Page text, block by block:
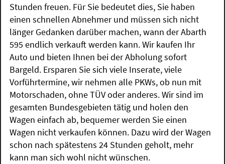
Stunden freuen. Für Sie bedeutet dies, Sie haben
einen schnellen Abnehmer und müssen sich nicht
länger Gedanken darüber machen, wann der Abarth
595 endlich verkauft werden kann. Wir kaufen Ihr
Auto und bieten Ihnen bei der Abholung sofort
Bargeld. Ersparen Sie sich viele Inserate, viele
Vorführtermine, wir nehmen alle PKWs, ob nun mit
Motorschaden, ohne TÜV oder anderes. Wir sind im
gesamten Bundesgebieten tätig und holen den
Wagen einfach ab, bequemer werden Sie einen
Wagen nicht verkaufen können. Dazu wird der Wagen
schon nach spätestens 24 Stunden geholt, mehr
kann man sich wohl nicht wünschen.